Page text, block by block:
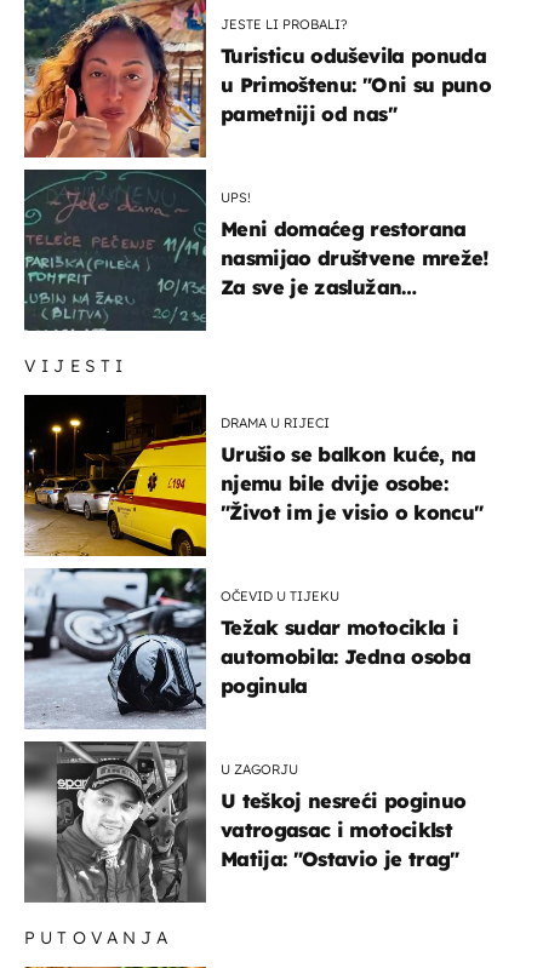
VIJESTI
DRAMA U RIJECI
Urušio se balkon kuće, na
njemu bile dvije osobe:
"Život im je visio o koncu"
OČEVID U TIJEKU
Težak sudar motocikla i
automobila: Jedna osoba
poginula
U ZAGORJU
U teškoj nesreći poginuo
vatrogasac i motociklst
Matija: "Ostavio je trag"
JESTE LI PROBALI?
Turisticu oduševila ponuda
u Primoštenu: "Oni su puno
pametniji od nas"
UPS!
Meni domaćeg restorana
nasmijao društvene mreže!
Za sve je zaslužan
PUTOVANJA